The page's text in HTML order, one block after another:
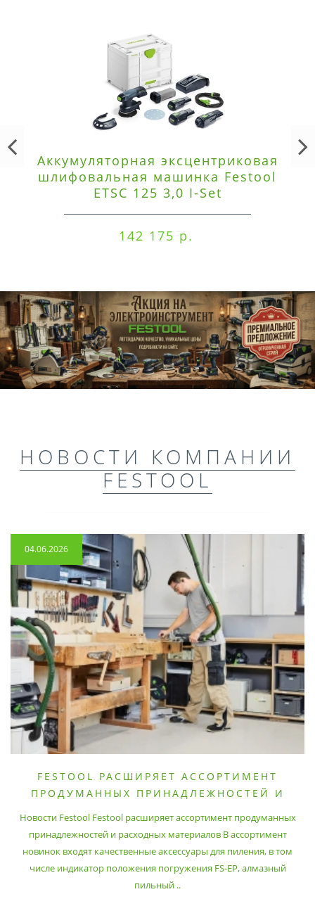
Аккумуляторная эксцентриковая
шлифовальная машинка Festool
ETSC 125 3,0 I-Set
142 175 р.
НОВОСТИ КОМПАНИИ
FESTOOL
04.06.2026
FESTOOL РАСШИРЯЕТ АССОРТИМЕНТ
ПРОДУМАННЫХ ПРИНАДЛЕЖНОСТЕЙ И
Новости Festool Festool расширяет ассортимент продуманных
принадлежностей и расходных материалов В ассортимент
новинок входят качественные аксессуары для пиления, в том
числе индикатор положения погружения FS-EP, алмазный
пильный ..